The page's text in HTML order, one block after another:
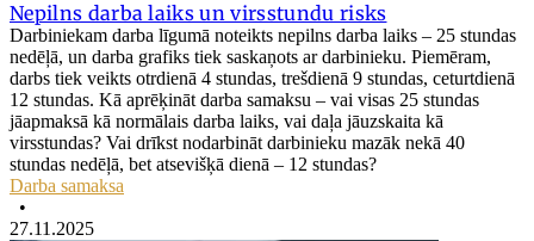
Nepilns darba laiks un virsstundu risks
Darbiniekam darba līgumā noteikts nepilns darba laiks – 25 stundas
nedēļā, un darba grafiks tiek saskaņots ar darbinieku. Piemēram,
darbs tiek veikts otrdienā 4 stundas, trešdienā 9 stundas, ceturtdienā
12 stundas. Kā aprēķināt darba samaksu – vai visas 25 stundas
jāapmaksā kā normālais darba laiks, vai daļa jāuzskaita kā
virsstundas? Vai drīkst nodarbināt darbinieku mazāk nekā 40
stundas nedēļā, bet atsevišķā dienā – 12 stundas?
Darba samaksa
•
27.11.2025